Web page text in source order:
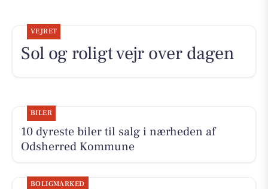
VEJRET
Sol og roligt vejr over dagen
BILER
10 dyreste biler til salg i nærheden af
Odsherred Kommune
BOLIGMARKED